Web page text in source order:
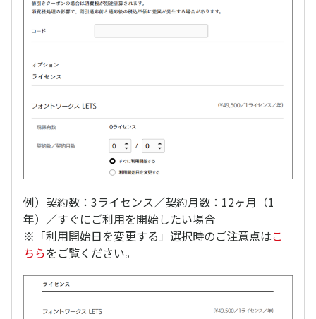
例）契約数：3ライセンス／契約月数：12ヶ月（1
年）／すぐにご利用を開始したい場合
※「利用開始日を変更する」選択時のご注意点はこ
ちらをご覧ください。​​